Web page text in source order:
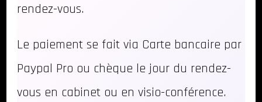
rendez-vous.
Le paiement se fait via Carte bancaire par
Paypal Pro ou chèque le jour du rendez-
vous en cabinet ou en visio-conférence.